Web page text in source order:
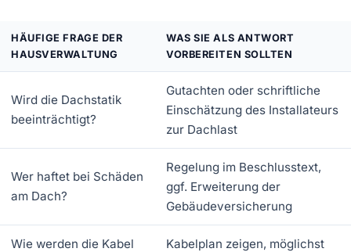
HÄUFIGE FRAGE DER
HAUSVERWALTUNG
WAS SIE ALS ANTWORT
VORBEREITEN SOLLTEN
Wird die Dachstatik
beeinträchtigt?
Gutachten oder schriftliche
Einschätzung des Installateurs
zur Dachlast
Wer haftet bei Schäden
am Dach?
Regelung im Beschlusstext,
ggf. Erweiterung der
Gebäudeversicherung
Wie werden die Kabel
Kabelplan zeigen, möglichst